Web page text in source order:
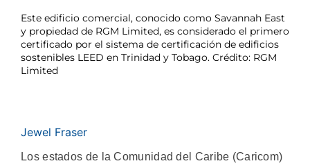
Este edificio comercial, conocido como Savannah East
y propiedad de RGM Limited, es considerado el primero
certificado por el sistema de certificación de edificios
sostenibles LEED en Trinidad y Tobago. Crédito: RGM
Limited
Jewel Fraser
Los estados de la Comunidad del Caribe (Caricom)